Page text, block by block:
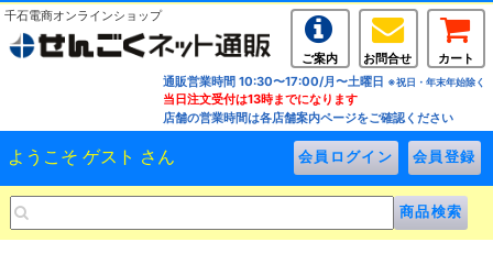
千石電商オンラインショップ
ご案内 お問合せ
カート
通販営業時間 10:30〜17:00/月〜土曜日 ※祝日・年末年始除く
当日注文受付は13時までになります
店舗の営業時間は各店舗案内ページをご確認ください
ようこそ ゲスト さん